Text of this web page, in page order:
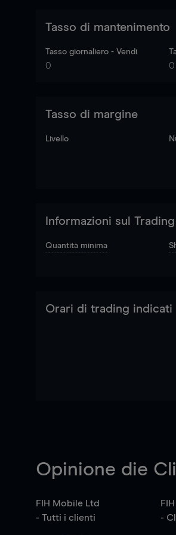
Tasso di mantenimento
Tasso giornaliero - Vendi
0 0
Tasso di margine
Livello
Informazioni sul Trading
Quantità minima
Orari di trading indicati
Opinione die
FIH Mobile Ltd
- Tutti i clienti
-